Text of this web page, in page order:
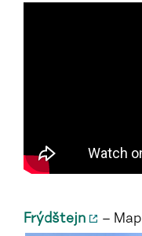
Frýdštejn – Map